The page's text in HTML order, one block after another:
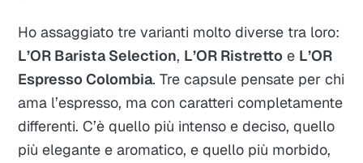
Ho assaggiato tre varianti molto diverse tra loro:
L’OR Barista Selection, L’OR Ristretto e L’OR
Espresso Colombia. Tre capsule pensate per chi
ama l’espresso, ma con caratteri completamente
differenti. C’è quello più intenso e deciso, quello
più elegante e aromatico, e quello più morbido,